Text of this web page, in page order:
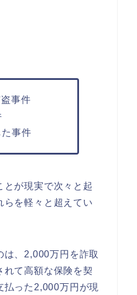
事件
事件
とが現実で次々と起
らを軽々と超えてい
は、2,000万円を詐取
れて高額な保険を契
払った2,000万円が現